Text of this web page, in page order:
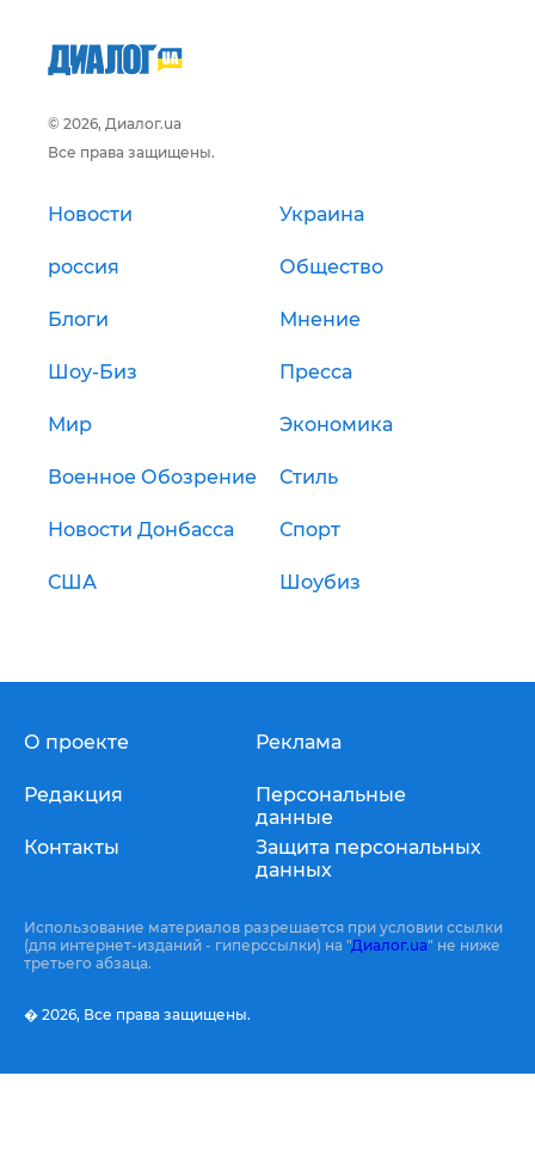
© 2026, Диалог.ua
Все права защищены.
Новости Украина
россия Общество
Блоги Мнение
Шоу-Биз Пресса
Мир Экономика
Военное Обозрение Стиль
Новости Донбасса Спорт
США Шоубиз
О проекте
Редакция
Контакты
Реклама
Персональные
данные
Защита персональных
данных
Использование материалов разрешается при условии ссылки
(для интернет-изданий - гиперссылки) на "Диалог.ua" не ниже
третьего абзаца.
� 2026, Все права защищены.